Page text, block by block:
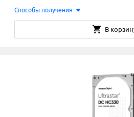
Способы получения
В